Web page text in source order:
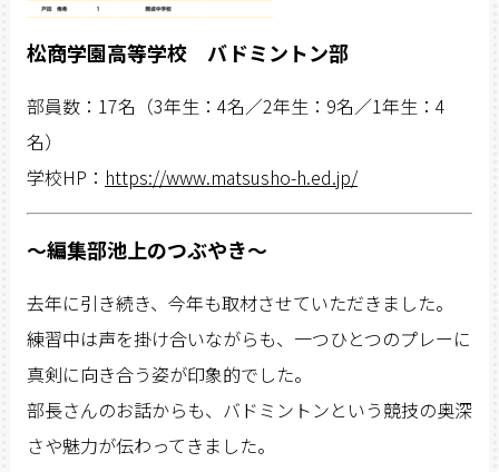
松商学園高等学校 バドミントン部
部員数：17名（3年生：4名／2年生：9名／1年生：4
名）
学校HP： https://www.matsusho-h.ed.jp/
〜編集部池上のつぶやき〜
去年に引き続き、今年も取材させていただきました。
練習中は声を掛け合いながらも、一つひとつのプレーに
真剣に向き合う姿が印象的でした。
部長さんのお話からも、バドミントンという競技の奥深
さや魅力が伝わってきました。